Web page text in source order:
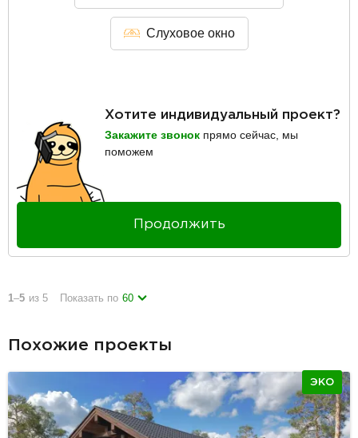
Слуховое окно
Хотите индивидуальный проект?
Закажите звонок прямо сейчас, мы
поможем
Продолжить
1–5 из 5 Показать по 60
Похожие проекты
ЭКО